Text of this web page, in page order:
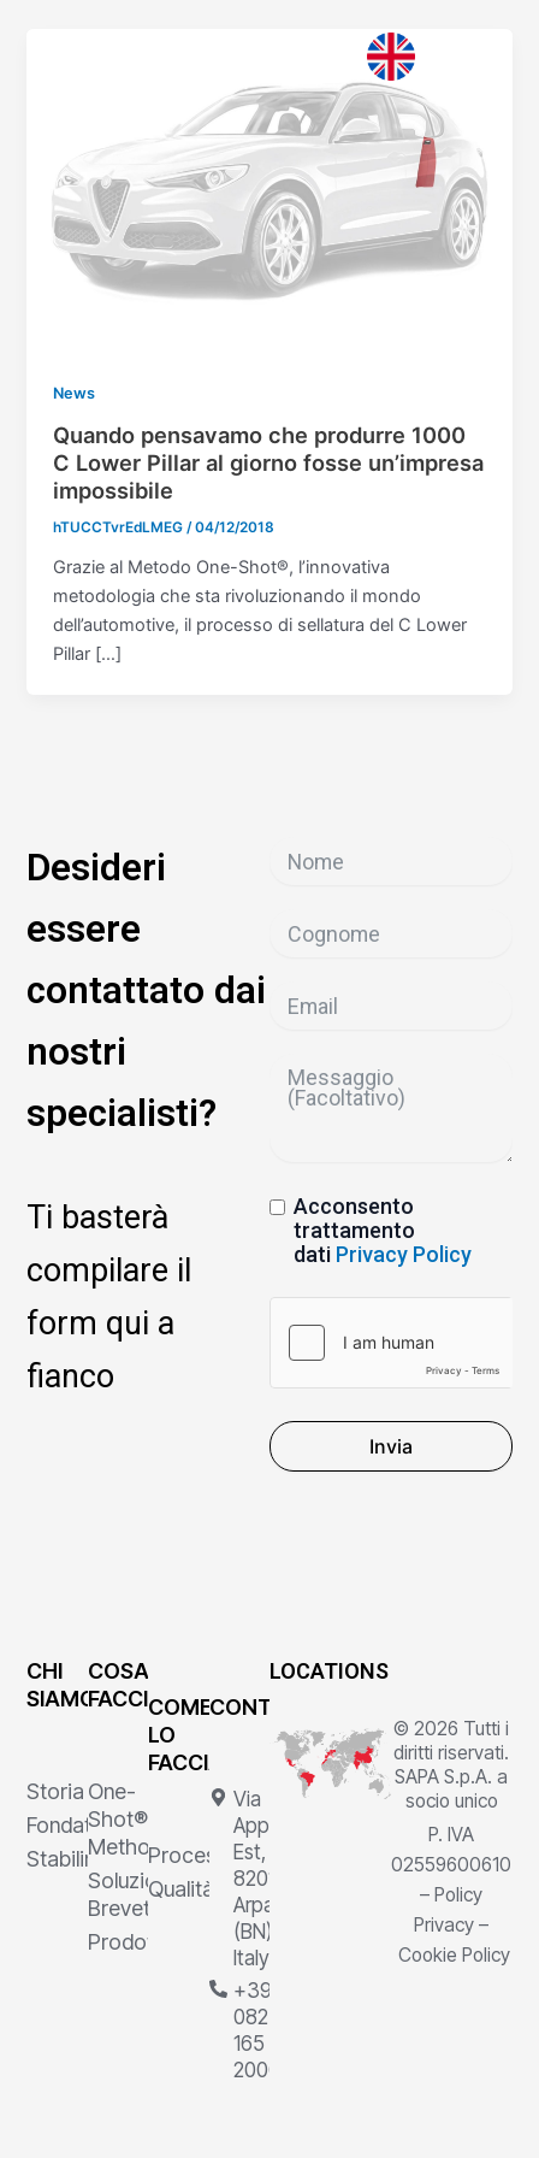
News
Quando pensavamo che produrre 1000
C Lower Pillar al giorno fosse un’impresa
impossibile
hTUCCTvrEdLMEG/04/12/2018
Grazie al Metodo One-Shot®, l’innovativa
metodologia che sta rivoluzionando il mondo
dell’automotive, il processo di sellatura del C Lower
Pillar […]
Desideri
essere
contattato dai
nostri
specialisti?
Ti basterà
compilare il
form qui a
fianco
Acconsento
trattamento
dati Privacy Policy
Invia
CHI
SIAMO
Storia
Fondatore
Stabilimenti
COSA
FACCIAMO
One-
Shot®
Method
Soluzioni
Brevettate
Prodotti
COME
LO
FACCIAMO
Processi
Qualità
CONTATTI
Via
Appia
Est, 1,
82011
Arpaia
(BN),
Italy
+39
0823
165
2000
LOCATIONS
© 2026 Tutti i
diritti riservati.
SAPA S.p.A. a
socio unico
P. IVA
02559600610
– Policy
Privacy –
Cookie Policy